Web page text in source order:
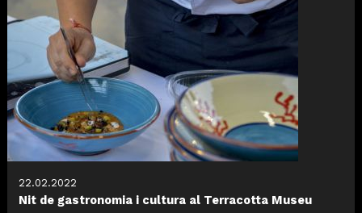
22.02.2022
Nit de gastronomia i cultura al Terracotta Museu